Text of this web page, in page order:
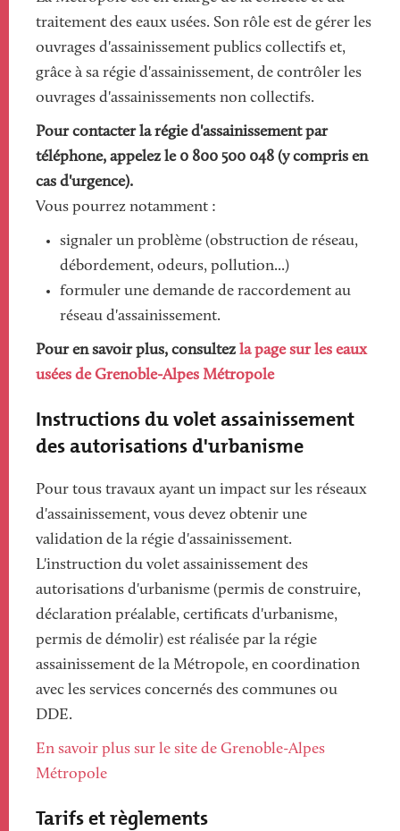
traitement des eaux usées. Son rôle est de gérer les
ouvrages d'assainissement publics collectifs et,
grâce à sa régie d'assainissement, de contrôler les
ouvrages d'assainissements non collectifs.
Pour contacter la régie d'assainissement par
téléphone, appelez le 0 800 500 048 (y compris en
cas d'urgence).
Vous pourrez notamment :
signaler un problème (obstruction de réseau,
débordement, odeurs, pollution...)
formuler une demande de raccordement au
réseau d'assainissement.
Pour en savoir plus, consultez la page sur les eaux
usées de Grenoble-Alpes Métropole
Instructions du volet assainissement
des autorisations d'urbanisme
Pour tous travaux ayant un impact sur les réseaux
d'assainissement, vous devez obtenir une
validation de la régie d'assainissement.
L'instruction du volet assainissement des
autorisations d'urbanisme (permis de construire,
déclaration préalable, certificats d'urbanisme,
permis de démolir) est réalisée par la régie
assainissement de la Métropole, en coordination
avec les services concernés des communes ou
DDE.
En savoir plus sur le site de Grenoble-Alpes
Métropole
Tarifs et règlements